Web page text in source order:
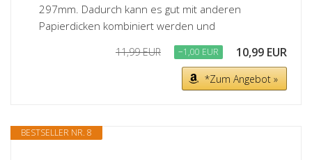
297mm. Dadurch kann es gut mit anderen
Papierdicken kombiniert werden und
11,99 EUR −1,00 EUR 10,99 EUR
*Zum Angebot »
BESTSELLER NR. 8